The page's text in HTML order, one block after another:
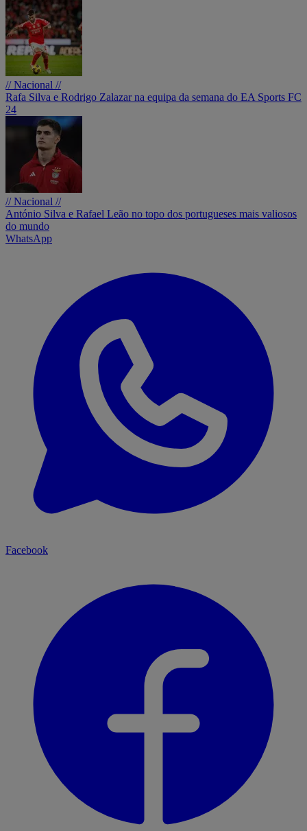
// Nacional //
Rafa Silva e Rodrigo Zalazar na equipa da semana do EA Sports FC
24
// Nacional //
António Silva e Rafael Leão no topo dos portugueses mais valiosos
do mundo
WhatsApp
Facebook